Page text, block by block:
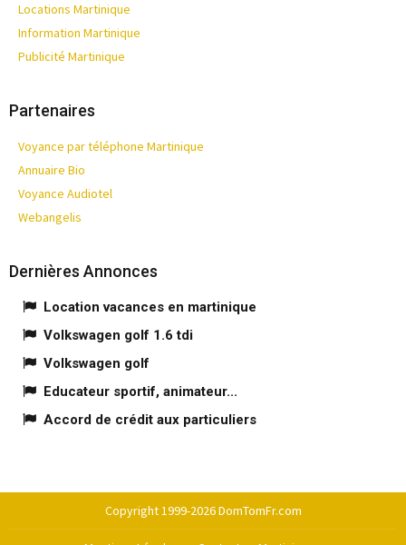
Locations Martinique
Information Martinique
Publicité Martinique
Partenaires
Voyance par téléphone Martinique
Annuaire Bio
Voyance Audiotel
Webangelis
Dernières Annonces
Location vacances en martinique
Volkswagen golf 1.6 tdi
Volkswagen golf
Educateur sportif, animateur...
Accord de crédit aux particuliers
Copyright 1999-2026 DomTomFr.com